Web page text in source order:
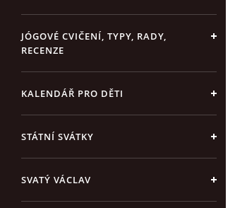
JÓGOVÉ CVIČENÍ, TYPY, RADY,
RECENZE
KALENDÁŘ PRO DĚTI
STÁTNÍ SVÁTKY
SVATÝ VÁCLAV